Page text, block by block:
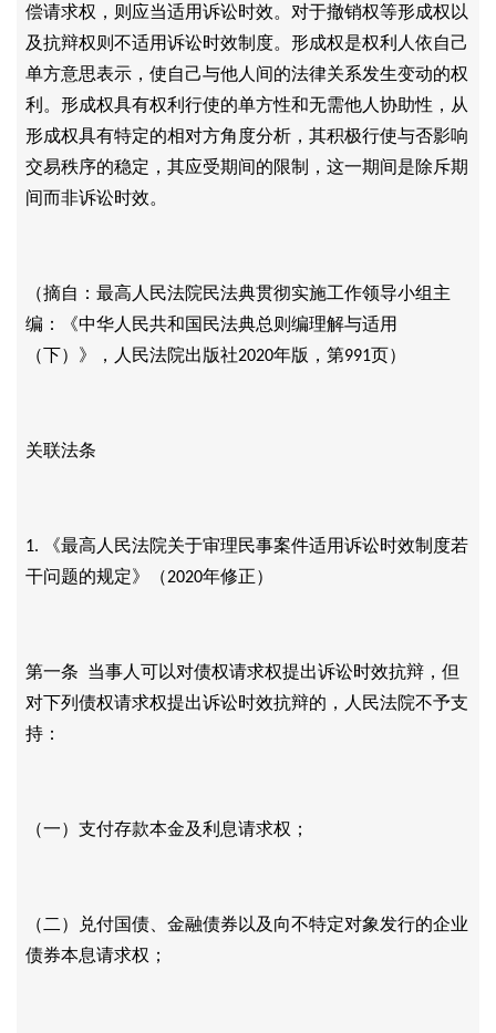
偿请求权，则应当适用诉讼时效。对于撤销权等形成权以
及抗辩权则不适用诉讼时效制度。形成权是权利人依自己
单方意思表示，使自己与他人间的法律关系发生变动的权
利。形成权具有权利行使的单方性和无需他人协助性，从
形成权具有特定的相对方角度分析，其积极行使与否影响
交易秩序的稳定，其应受期间的限制，这一期间是除斥期
间而非诉讼时效。
（摘自：最高人民法院民法典贯彻实施工作领导小组主
编：《中华人民共和国民法典总则编理解与适用
（下）》，人民法院出版社2020年版，第991页）
关联法条
1.
《最高人民法院关于审理民事案件适用诉讼时效制度若
干问题的规定》（2020年修正）
第一条 当事人可以对债权请求权提出诉讼时效抗辩，但
对下列债权请求权提出诉讼时效抗辩的，人民法院不予支
持：
（一）支付存款本金及利息请求权；
（二）兑付国债、金融债券以及向不特定对象发行的企业
债券本息请求权；